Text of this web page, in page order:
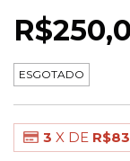
ESGOTADO
3 X DE